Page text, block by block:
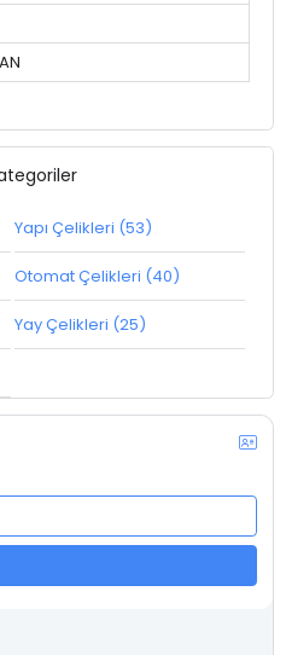
Yapı Çelikleri (53)
Otomat Çelikleri (40)
Yay Çelikleri (25)